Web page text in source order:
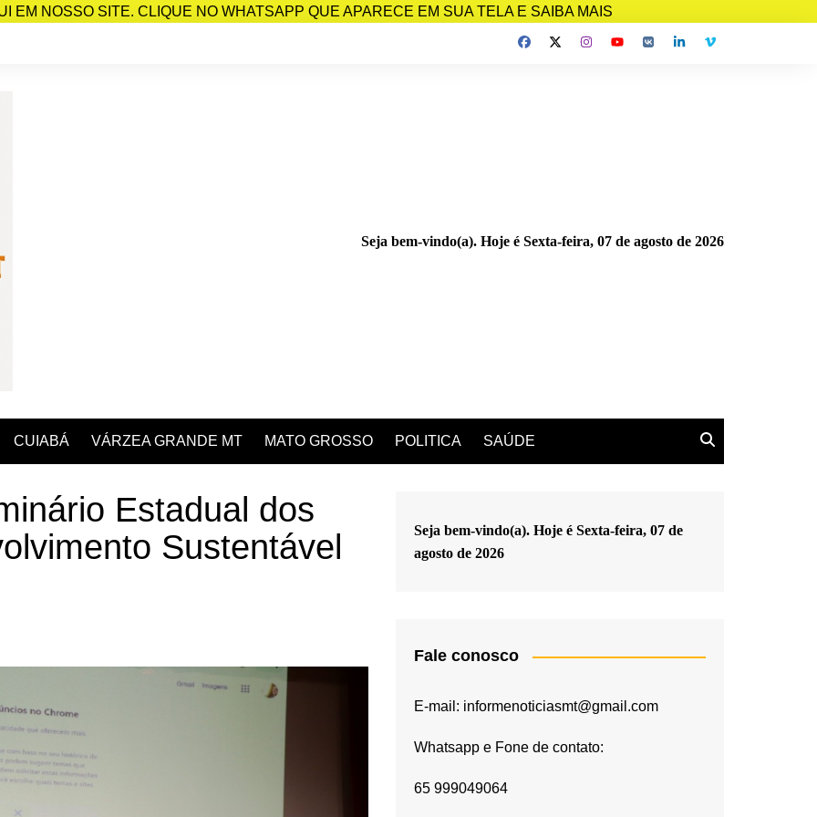
EM NOSSO SITE. CLIQUE NO WHATSAPP QUE APARECE EM SUA TELA E SAIBA MAIS
Seja bem-vindo(a). Hoje é Sexta-feira, 07 de agosto de 2026
CUIABÁ VÁRZEA GRANDE MT MATO GROSSO POLITICA SAÚDE
Estadual dos
Sustentável
Seja bem-vindo(a). Hoje é Sexta-feira, 07 de
agosto de 2026
Fale conosco
E-mail: informenoticiasmt@gmail.com
Whatsapp e Fone de contato:
65 999049064